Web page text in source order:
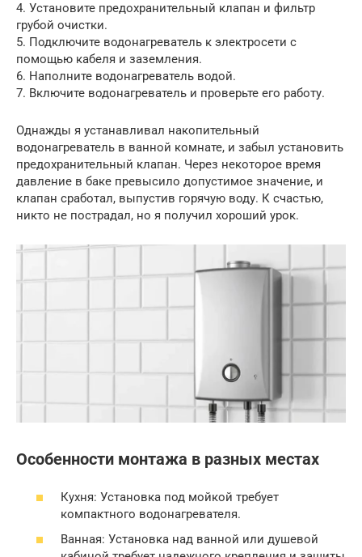
4. Установите предохранительный клапан и фильтр
грубой очистки.
5. Подключите водонагреватель к электросети с
помощью кабеля и заземления.
6. Наполните водонагреватель водой.
7. Включите водонагреватель и проверьте его работу.
Однажды я устанавливал накопительный
водонагреватель в ванной комнате, и забыл установить
предохранительный клапан. Через некоторое время
давление в баке превысило допустимое значение, и
клапан сработал, выпустив горячую воду. К счастью,
никто не пострадал, но я получил хороший урок.
Особенности монтажа в разных местах
Кухня: Установка под мойкой требует
компактного водонагревателя.
Ванная: Установка над ванной или душевой